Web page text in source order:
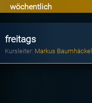
wöchentlich
freitags
Kursleiter: Markus Baumhäckel